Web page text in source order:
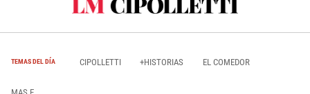
TEMAS DEL DÍA CIPOLLETTI +HISTORIAS EL COMEDOR